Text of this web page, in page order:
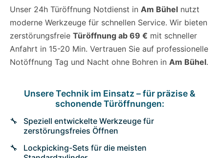
Unser 24h Türöffnung Notdienst in Am Bühel nutzt
moderne Werkzeuge für schnellen Service. Wir bieten
zerstörungsfreie Türöffnung ab 69 € mit schneller
Anfahrt in 15-20 Min. Vertrauen Sie auf professionelle
Notöffnung Tag und Nacht ohne Bohren in Am Bühel.
Unsere Technik im Einsatz – für präzise &
schonende Türöffnungen:
Speziell entwickelte Werkzeuge für
zerstörungsfreies Öffnen
Lockpicking-Sets für die meisten